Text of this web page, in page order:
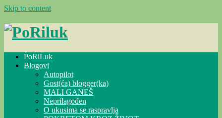
Skip to content
PoRiLuk
Blogovi
Autopilot
Gost(ća) blogger(ka)
MALI GANEŠ
Neprilagođen
O ukusima se raspravlja